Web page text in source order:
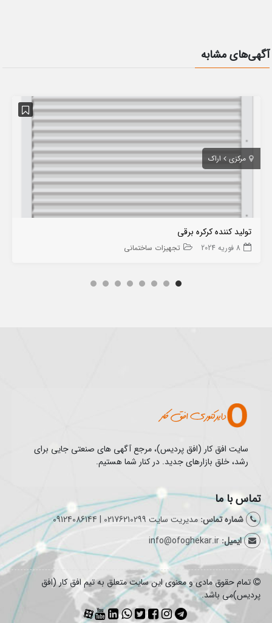
آگهی‌های مشابه
مرکزی اراک
تولید کننده کرکره برقی
8 فوریه 2024 تجهیزات ساختمانی
سایت افق کار (افق پردیس)، مرجع آگهی های صنعتی جایی برای
رشد، خلق بازارهای جدید. در کنار شما هستیم.
تماس با ما
شماره تماس:مدیریت سایت 02176210299 | 09124086144
ایمیل:info@ofoghekar.ir
تمام حقوق مادی و معنوی این سایت متعلق به تیم افق کار (افق
پردیس)می باشد.